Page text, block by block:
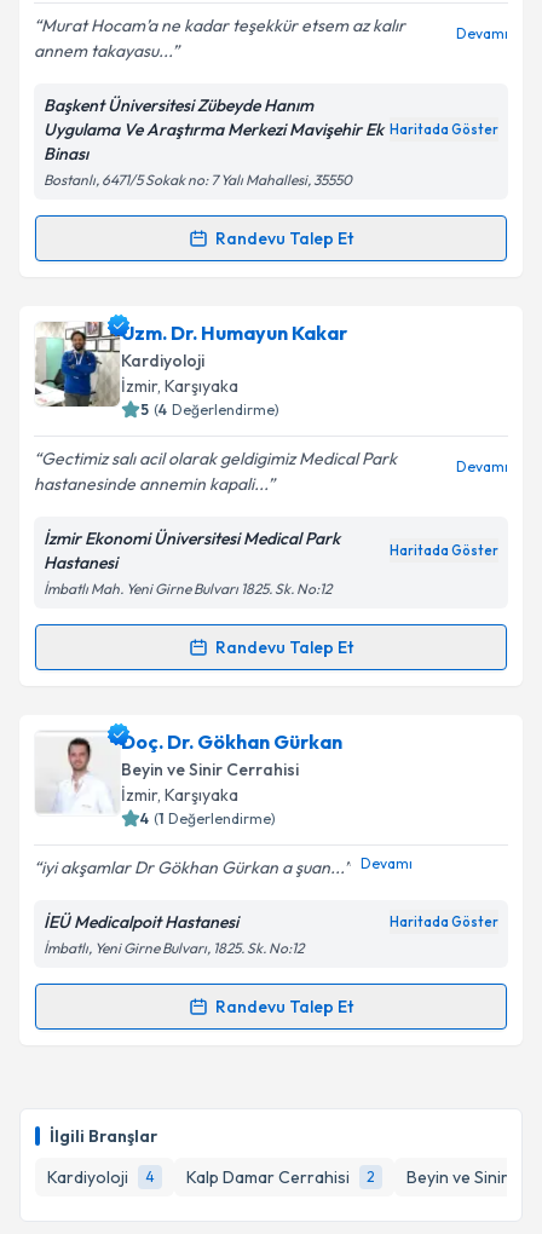
İlgili Branşlar
Kardiyoloji
4 Kalp Damar Cerrahisi 2 Beyin ve Sinir
Kişisel verilerimin işlenmesine ilişkin
Metni
kapsamda işlenmesini kabul ediyorum.
Takvim Talebini Gönder
Murat Hocam’a ne kadar teşekkür etsem az kalır
annem takayasu...
Devamı
Başkent Üniversitesi Zübeyde Hanım
Uygulama Ve Araştırma Merkezi Mavişehir Ek
Binası
Haritada Göster
Bostanlı, 6471/5 Sokak no: 7 Yalı Mahallesi, 35550
Randevu Talep Et
Randevu Takvimi Talebi
Op. Dr. Murat Ertürkiçin randevu takvimi talebi
oluşturun. Size bu uzmandan randevu almanız için bir
takvim hazırlandığında e-posta ile bilgilendireceğiz.
Kişisel verilerimin işlenmesine ilişkin
Aydınlatma
Metni
kapsamda işlenmesini kabul ediyorum.
Takvim Talebini Gönder
Uzm. Dr. Humayun Kakar
Kardiyoloji
İzmir, Karşıyaka
5 (4 Değerlendirme)
Gectimiz salı acil olarak geldigimiz Medical Park
hastanesinde annemin kapali...
Devamı
İzmir Ekonomi Üniversitesi Medical Park
Hastanesi
Haritada Göster
İmbatlı Mah. Yeni Girne Bulvarı 1825. Sk. No:12
Randevu Talep Et
Randevu Takvimi Talebi
Uzm. Dr. Humayun Kakariçin randevu takvimi talebi
oluşturun. Size bu uzmandan randevu almanız için bir
takvim hazırlandığında e-posta ile bilgilendireceğiz.
Kişisel verilerimin işlenmesine ilişkin
Metni'ni okudum ve kişisel verilerimin belirtilen
kapsamda işlenmesini kabul ediyorum.
Doç. Dr. Gökhan Gürkan
Beyin ve Sinir Cerrahisi
İzmir, Karşıyaka
4 (1 Değerlendirme)
iyi akşamlar Dr Gökhan Gürkan a şuan... Devamı
İEÜ Medicalpoit Hastanesi Haritada Göster
İmbatlı, Yeni Girne Bulvarı, 1825. Sk. No:12
Randevu Talep Et
Randevu Takvimi Talebi
takvim hazırlandığında e-posta ile bilgilendireceğiz.
E-posta Adresiniz